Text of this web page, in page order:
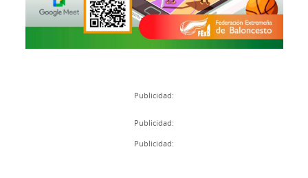
Publicidad:
Publicidad:
Publicidad: